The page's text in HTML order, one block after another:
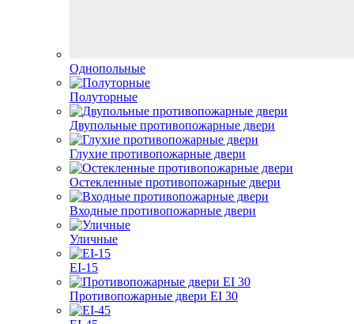
Однопольные
Полуторные
Двупольные противопожарные двери
Глухие противопожарные двери
Остекленные противопожарные двери
Входные противопожарные двери
Уличные
EI-15
Противопожарные двери EI 30